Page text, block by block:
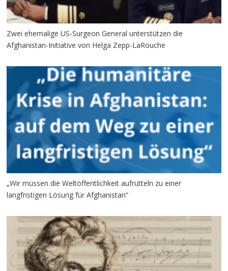
Zwei ehemalige US-Surgeon General unterstützen die
Afghanistan-Initiative von Helga Zepp-LaRouche
„Wir müssen die Weltöffentlichkeit aufrütteln zu einer
langfristigen Lösung für Afghanistan“